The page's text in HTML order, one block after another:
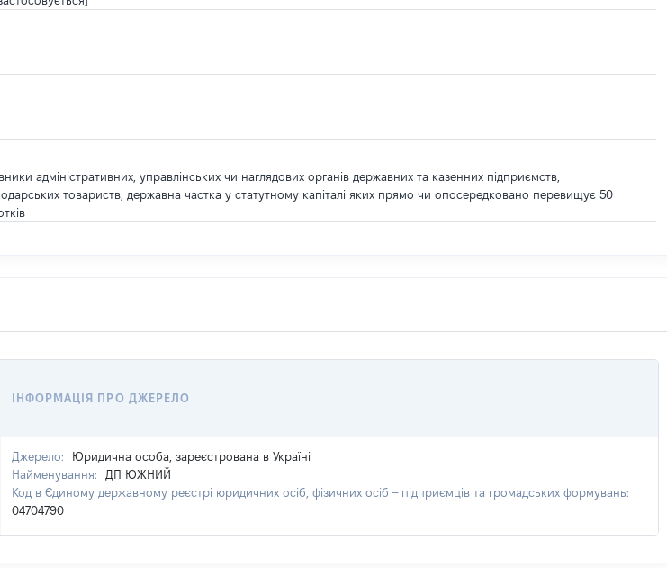
адміністративних, управлінських чи наглядових органів державних та казенних підприємств,
товариств, державна частка у статутному капіталі яких прямо чи опосередковано перевищує 50
ІНФОРМАЦІЯ ПРО ДЖЕРЕЛО
Джерело:
Юридична особа, зареєстрована в Україні
Найменування:
ДП ЮЖНИЙ
Код в Єдиному державному реєстрі юридичних осіб, фізичних осіб – підприємців та громадських формувань:
04704790